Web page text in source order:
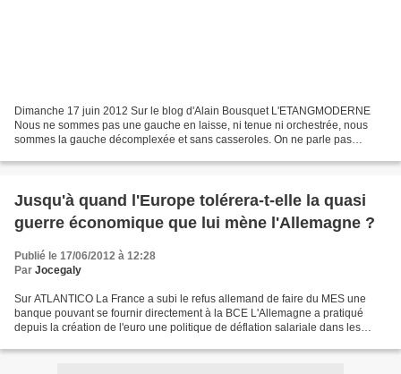
Dimanche 17 juin 2012 Sur le blog d'Alain Bousquet L'ETANGMODERNE
Nous ne sommes pas une gauche en laisse, ni tenue ni orchestrée, nous
sommes la gauche décomplexée et sans casseroles. On ne parle pas
Jusqu'à quand l'Europe tolérera-t-elle la quasi
guerre économique que lui mène l'Allemagne ?
Publié le 17/06/2012 à 12:28
Par Jocegaly
Sur ATLANTICO La France a subi le refus allemand de faire du MES une
banque pouvant se fournir directement à la BCE L'Allemagne a pratiqué
depuis la création de l'euro une politique de déflation salariale dans les